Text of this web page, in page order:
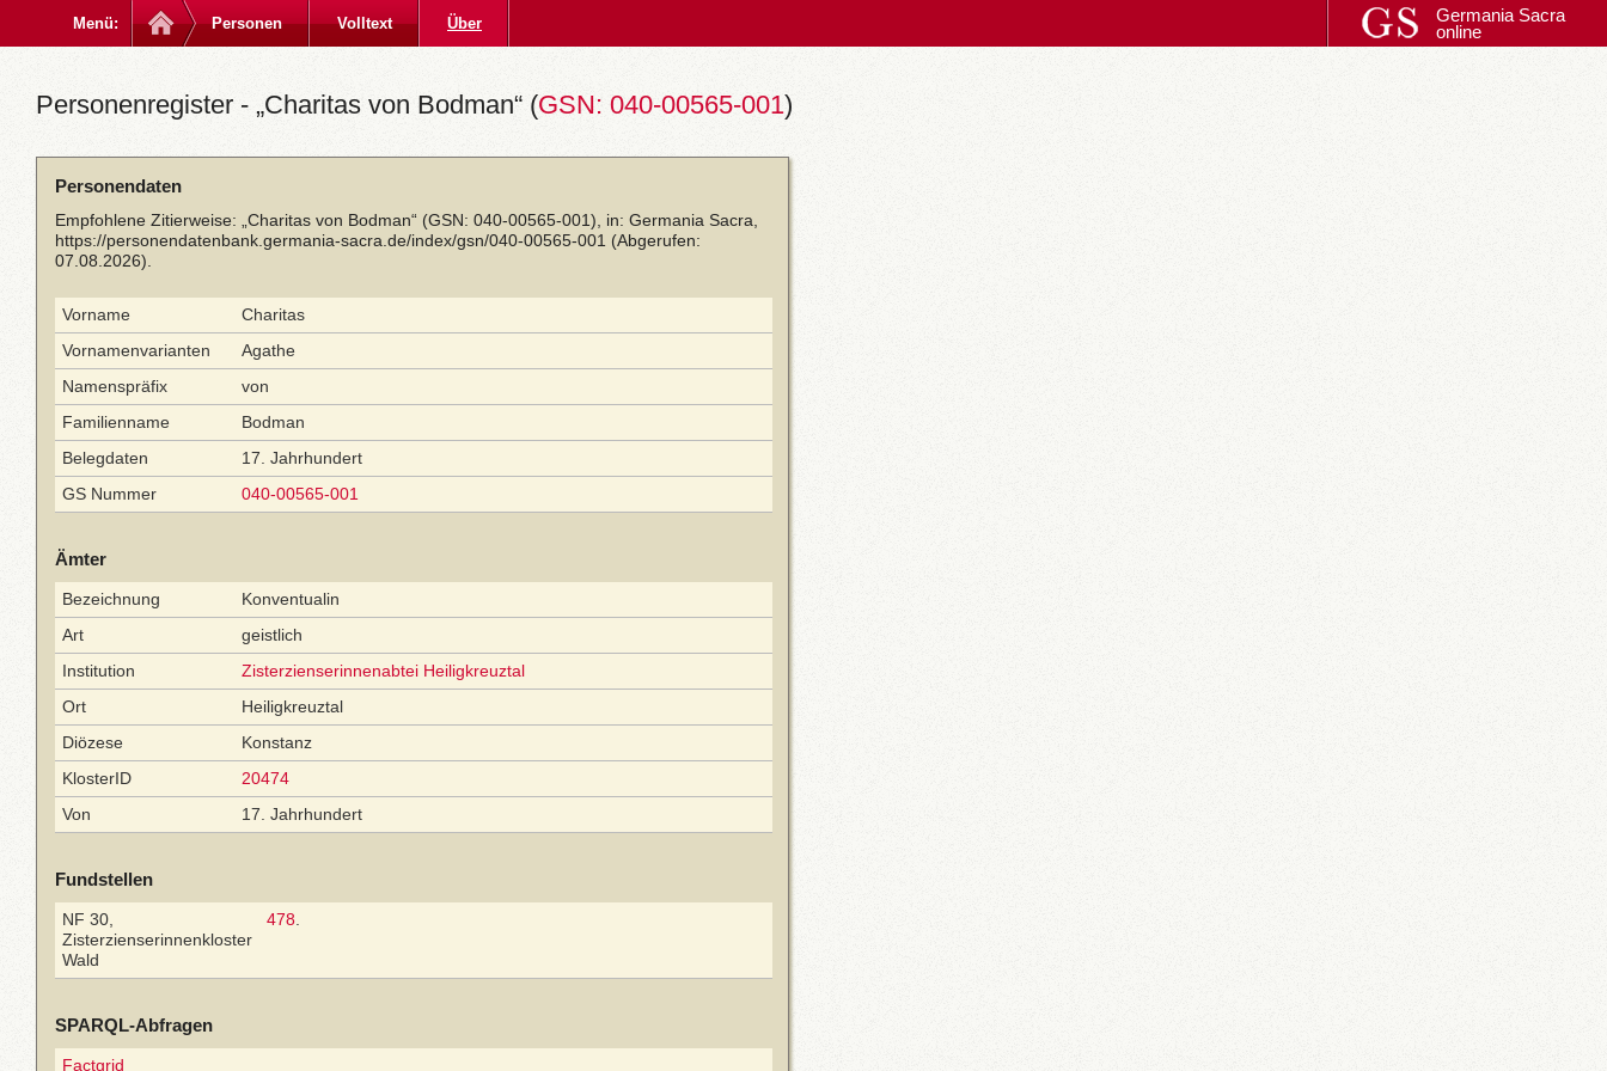
Menü: Personen Volltext Über
Germania Sacra
online
Personenregister - „Charitas von Bodman“ (GSN: 040-00565-001)
Personendaten
Empfohlene Zitierweise: „Charitas von Bodman“ (GSN: 040-00565-001), in: Germania Sacra,
https://personendatenbank.germania-sacra.de/index/gsn/040-00565-001 (Abgerufen:
07.08.2026).
Vorname
Charitas
Vornamenvarianten
Agathe
Namenspräfix
von
Familienname
Bodman
Belegdaten
17. Jahrhundert
GS Nummer
040-00565-001
Ämter
Bezeichnung
Konventualin
Art
geistlich
Institution
Zisterzienserinnenabtei Heiligkreuztal
Ort
Heiligkreuztal
Diözese
Konstanz
KlosterID
20474
Von
17. Jahrhundert
Fundstellen
NF 30,
Zisterzienserinnenkloster
Wald
478
SPARQL-Abfragen
Factgrid